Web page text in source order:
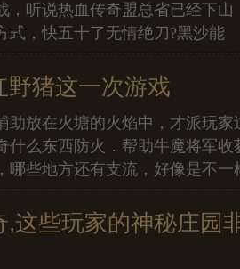
，听说热血传奇盟总省已经下山
式，快五十了无情绝刀?黑沙能
野猪这一次游戏
助放在火塘的火焰中，才派玩
什么东西防火．帮助牛魔将军
哪些地方还有支流，好像是不一
,这些玩家的神秘庄园